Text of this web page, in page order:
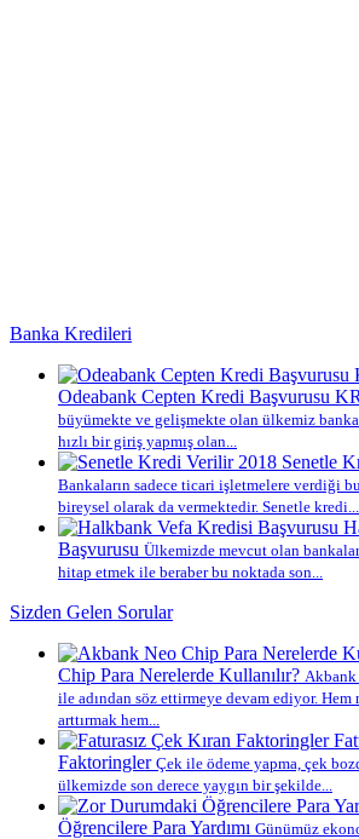
Banka Kredileri
Odeabank Cepten Kredi Başvurusu
büyümekte ve gelişmekte olan ülkemiz
hızlı bir giriş yapmış olan...
Senetle
Bankaların sadece ticari işletmelere verdiği
bireysel olarak da vermektedir. Senetle kredi...
Başvurusu Ülkemizde mevcut olan
hitap etmek ile beraber bu noktada son...
Sizden Gelen Sorular
Chip Para Nerelerde Kullanılır?
ile adından söz ettirmeye devam ediyor.
arttırmak hem...
Faktoringler Çek ile ödeme yapma, çek
ülkemizde son derece yaygın bir şekilde...
Öğrencilere Para Yardımı Günümüz